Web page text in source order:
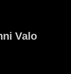
Valo